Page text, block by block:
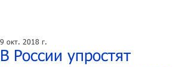
В России упростят
9 окт. 2018 г.